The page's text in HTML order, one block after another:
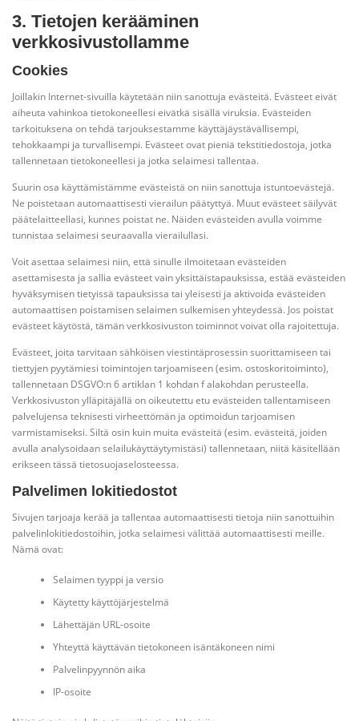
3. Tietojen kerääminen
verkkosivustollamme
Cookies
Joillakin Internet-sivuilla käytetään niin sanottuja evästeitä. Evästeet eivät
aiheuta vahinkoa tietokoneellesi eivätkä sisällä viruksia. Evästeiden
tarkoituksena on tehdä tarjouksestamme käyttäjäystävällisempi,
tehokkaampi ja turvallisempi. Evästeet ovat pieniä tekstitiedostoja, jotka
tallennetaan tietokoneellesi ja jotka selaimesi tallentaa.
Suurin osa käyttämistämme evästeistä on niin sanottuja istuntoevästejä.
Ne poistetaan automaattisesti vierailun päätyttyä. Muut evästeet säilyvät
päätelaitteellasi, kunnes poistat ne. Näiden evästeiden avulla voimme
tunnistaa selaimesi seuraavalla vierailullasi.
Voit asettaa selaimesi niin, että sinulle ilmoitetaan evästeiden
asettamisesta ja sallia evästeet vain yksittäistapauksissa, estää evästeiden
hyväksymisen tietyissä tapauksissa tai yleisesti ja aktivoida evästeiden
automaattisen poistamisen selaimen sulkemisen yhteydessä. Jos poistat
evästeet käytöstä, tämän verkkosivuston toiminnot voivat olla rajoitettuja.
Evästeet, joita tarvitaan sähköisen viestintäprosessin suorittamiseen tai
tiettyjen pyytämiesi toimintojen tarjoamiseen (esim. ostoskoritoiminto),
tallennetaan DSGVO:n 6 artiklan 1 kohdan f alakohdan perusteella.
Verkkosivuston ylläpitäjällä on oikeutettu etu evästeiden tallentamiseen
palvelujensa teknisesti virheettömän ja optimoidun tarjoamisen
varmistamiseksi. Siltä osin kuin muita evästeitä (esim. evästeitä, joiden
avulla analysoidaan selailukäyttäytymistäsi) tallennetaan, niitä käsitellään
erikseen tässä tietosuojaselosteessa.
Palvelimen lokitiedostot
Sivujen tarjoaja kerää ja tallentaa automaattisesti tietoja niin sanottuihin
palvelinlokitiedostoihin, jotka selaimesi välittää automaattisesti meille.
Nämä ovat:
Selaimen tyyppi ja versio
Käytetty käyttöjärjestelmä
Lähettäjän URL-osoite
Yhteyttä käyttävän tietokoneen isäntäkoneen nimi
Palvelinpyynnön aika
IP-osoite